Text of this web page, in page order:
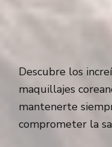
Descubre los
maquillajes
mantenerte
comprometer la